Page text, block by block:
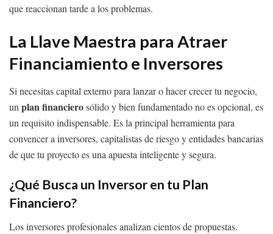
que reaccionan tarde a los problemas.
La Llave Maestra para Atraer
Financiamiento e Inversores
Si necesitas capital externo para lanzar o hacer crecer tu negocio,
un plan financierosólido y bien fundamentado no es opcional, es
un requisito indispensable. Es la principal herramienta para
convencer a inversores, capitalistas de riesgo y entidades bancarias
de que tu proyecto es una apuesta inteligente y segura.
¿Qué Busca un Inversor en tu Plan
Financiero?
Los inversores profesionales analizan cientos de propuestas.